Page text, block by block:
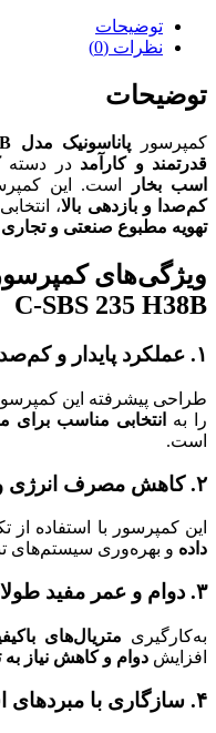
توضیحات
نظرات (0)
توضیحات
کمپرسور پاناسونیک مدل C-SBS 235 H38B
قدرتمند و کارآمد در دسته
اسب بخار
است. این
کم‌صدا و بازدهی بالا،
تهویه مطبوع صنعتی و تجاری
ویژگی‌های
C-SBS 235 H38B
۱. عملکرد پایدار و کم‌صدا
طراحی پیشرفته این
را به
انتخابی مناسب
است.
۲. کاهش مصرف انرژی و بازدهی بالا
این کمپرسور با استفاده از
داده و بهره‌وری سیستم‌های
۳. دوام و عمر مفید طولانی
به‌کارگیری متریال‌های
افزایش دوام و کاهش نیاز
۴. سازگاری با مبردهای استاندارد